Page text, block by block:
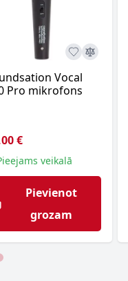
Vocal
Pro mikrofons
€
veikalā
Pievienot
grozam